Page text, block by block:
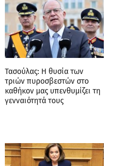
Τασούλας: Η θυσία των
τριών πυροσβεστών στο
καθήκον μας υπενθυμίζει τη
γενναιότητά τους